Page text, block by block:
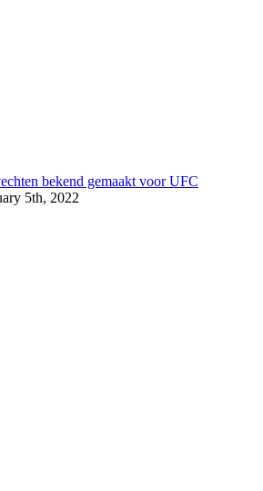
bekend gemaakt voor UFC
5th, 2022